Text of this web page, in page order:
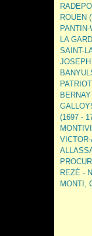
ROUEN
LA
SAINT-
(1697 -
REZÉ -
MONTI,